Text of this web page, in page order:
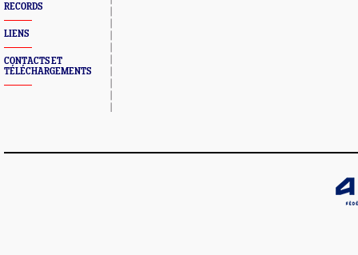
RECORDS
LIENS
CONTACTS ET
TÉLÉCHARGEMENTS